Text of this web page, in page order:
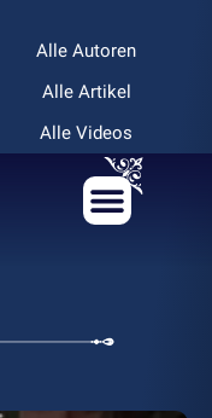
Alle Autoren
Alle Artikel
Alle Videos